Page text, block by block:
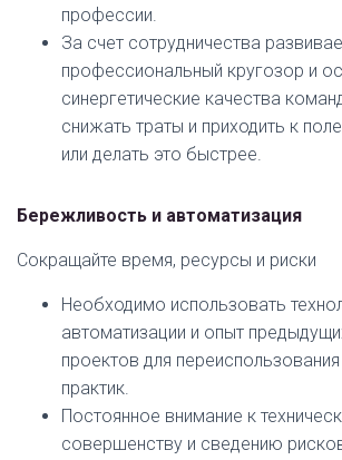
профессии.
За счет сотрудничества
профессиональный кругозор и
синергетические качества
снижать траты и приходить к
или делать это быстрее.
Бережливость и автоматизация
Сокращайте время, ресурсы и риски
Необходимо использовать
автоматизации и опыт
проектов для переиспользования
практик.
Постоянное внимание к
совершенству и сведению